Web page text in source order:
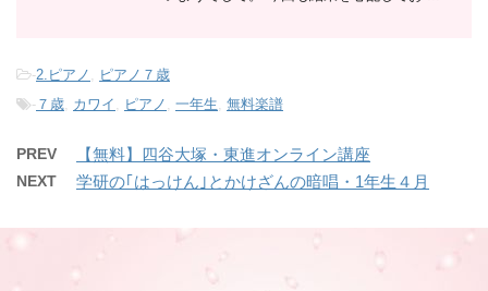
-2.ピアノ , ピアノ７歳
- ７歳, カワイ , ピアノ , 一年生, 無料楽譜
PREV 【無料】四谷大塚・東進オンライン講座
NEXT 学研の｢はっけん｣とかけざんの暗唱・1年生４月